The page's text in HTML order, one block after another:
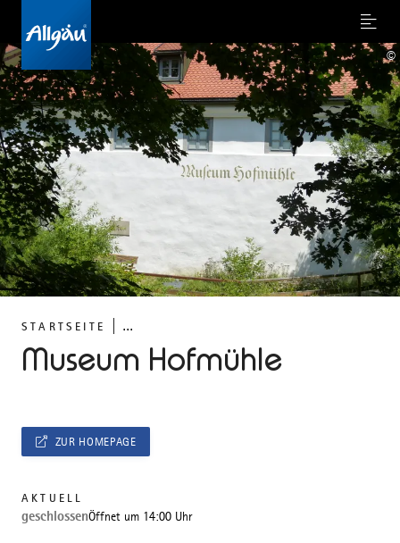
Menu
STARTSEITE ...
Museum Hofmühle
©
ZUR HOMEPAGE
AKTUELL
geschlossenÖffnet um 14:00 Uhr